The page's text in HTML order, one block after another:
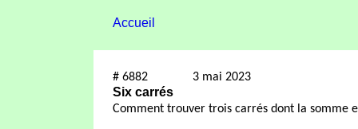
Accueil
# 6882 3 mai 2023
Six carrés
Comment trouver trois carrés dont la somme